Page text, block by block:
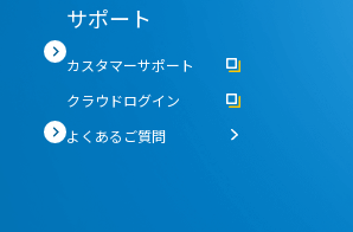
サポート
カスタマーサポート
クラウドログイン
よくあるご質問
すすめの記事３選
強化する「入退室管理システム」とは？